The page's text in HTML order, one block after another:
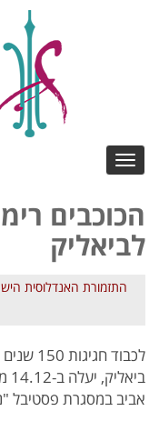
Toggle
navigation
לביאליק
התזמורת האנדלוסית
לכבוד
אביב במסגרת פסטיבל